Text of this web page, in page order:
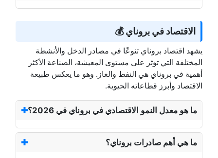
الاقتصاد في بروناي 💰
يشهد اقتصاد بروناي تنوعًا في مصادر الدخل والأنشطة
المختلفة التي تؤثر على مستوى المعيشة، الصناعة الأكثر
أهمية في بروناي هي النفط والغاز. وهو ما يعكس طبيعة
الاقتصاد وأبرز قطاعاته الحيوية.
ما هو معدل النمو الاقتصادي في بروناي في 2026؟
ما هي أهم صادرات بروناي؟